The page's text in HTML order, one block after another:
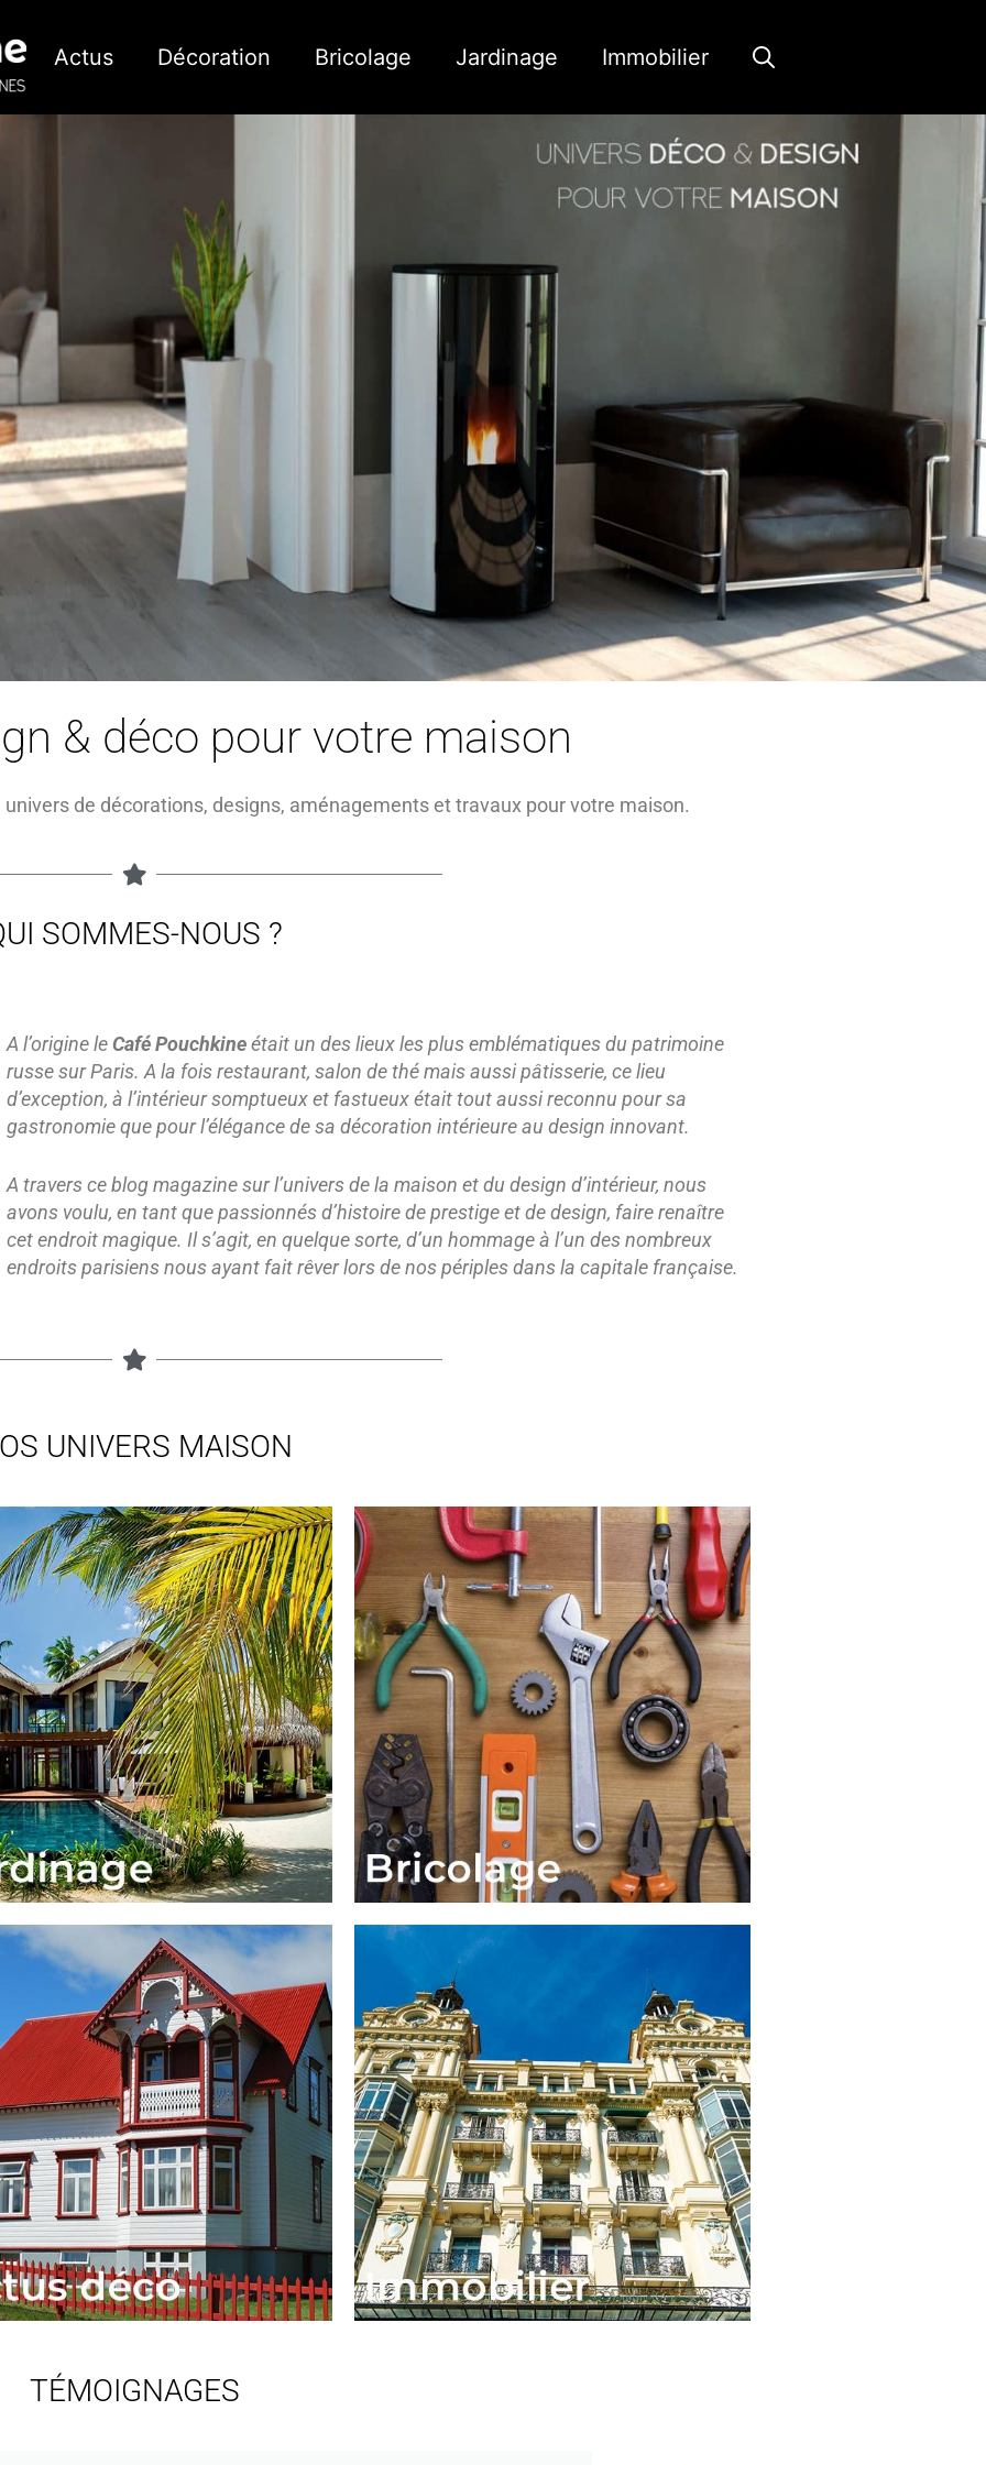
Actus Décoration Bricolage Jardinage Immobilier
& déco pour votre maison
de décorations, designs, aménagements et travaux pour votre maison.
SOMMES-NOUS ?
A l’origine leCafé Pouchkineétait un des lieux les plus emblématiques du patrimoine
russe sur Paris. A la fois restaurant, salon de thé mais aussi pâtisserie, ce lieu
d’exception, à l’intérieur somptueux et fastueux était tout aussi reconnu pour sa
gastronomie que pour l’élégance de sa décoration intérieure au design innovant.
A travers ce blog magazine sur l’univers de la maison et du design d’intérieur, nous
avons voulu, en tant que passionnés d’histoire de prestige et de design, faire renaître
cet endroit magique. Il s’agit, en quelque sorte, d’un hommage à l’un des nombreux
endroits parisiens nous ayant fait rêver lors de nos périples dans la capitale française.
UNIVERS MAISON
TÉMOIGNAGES